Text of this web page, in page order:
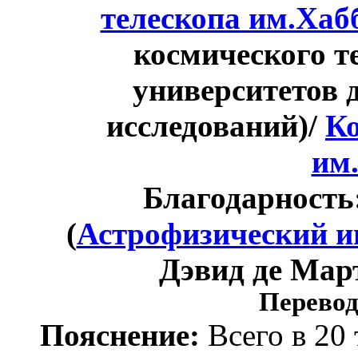
телескопа
космического
университетов
исследований)/
(Астрофизический
Дэвид де
Пояснение: Всего в 20